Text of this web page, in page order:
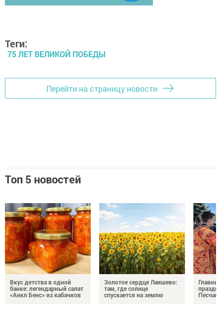
Теги:
75 ЛЕТ ВЕЛИКОЙ ПОБЕДЫ
Перейти на страницу новости
Топ 5 новостей
Вкус детства в одной
банке: легендарный салат
«Анкл Бенс» из кабачков
Золотое сердце Лаишево:
там, где солнце
спускается на землю